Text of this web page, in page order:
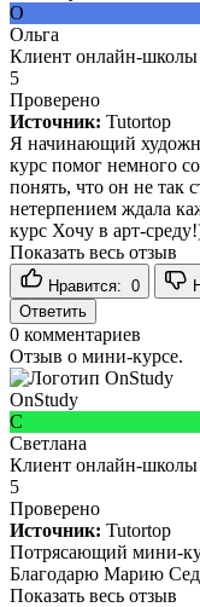
О
Ольга
Клиент онлайн-школы
5
Проверено
Источник: Tutortop
Я начинающий
курс помог немного
понять, что он не так
нетерпением ждала
курс Хочу в арт-
Показать весь отзыв
Нравится: 0
Ответить
0 комментариев
Отзыв о мини-курсе.
OnStudy
С
Светлана
Клиент онлайн-школы
5
Проверено
Источник: Tutortop
Потрясающий мини-
Благодарю Марию
Показать весь отзыв